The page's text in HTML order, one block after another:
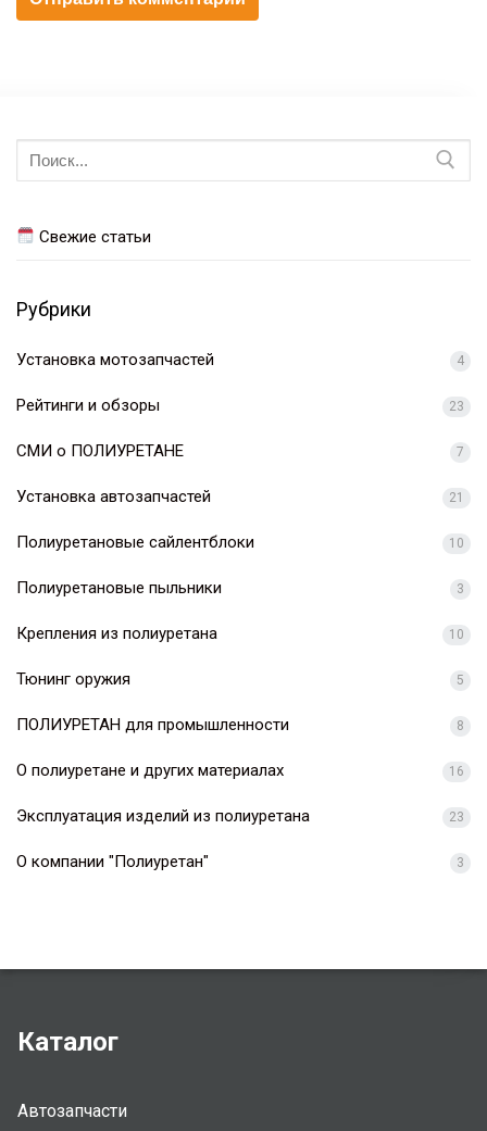
Искать:
Свежие статьи
Рубрики
Установка мотозапчастей 4
Рейтинги и обзоры 23
СМИ о ПОЛИУРЕТАНЕ 7
Установка автозапчастей 21
Полиуретановые сайлентблоки 10
Полиуретановые пыльники 3
Крепления из полиуретана 10
Тюнинг оружия 5
ПОЛИУРЕТАН для промышленности 8
О полиуретане и других материалах 16
Эксплуатация изделий из полиуретана 23
О компании "Полиуретан" 3
Каталог
Автозапчасти